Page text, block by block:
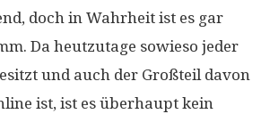
doch in Wahrheit ist es gar
Da heutzutage sowieso jeder
und auch der Großteil davon
ist, ist es überhaupt kein